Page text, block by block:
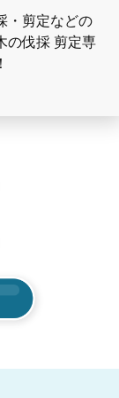
・剪定などの
の伐採 剪定専